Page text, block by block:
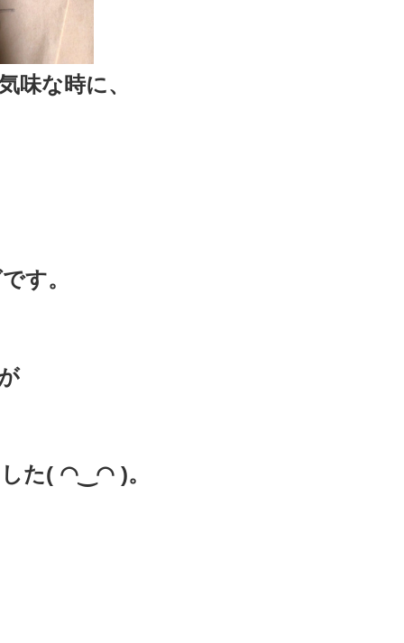
味な時に、
す。
た( ◠‿◠ )。